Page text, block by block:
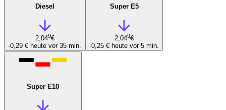
Diesel
2,049€
-0,29 € heute vor 35 min.
Super E5
2,049€
-0,25 € heute vor 5 min.
Super E10